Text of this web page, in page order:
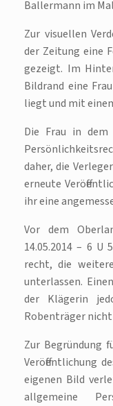
Ballermann im
Zur visuellen
der Zeitung eine
gezeigt. Im
Bildrand eine
liegt und mit
Die Frau in
daher, die
erneute
ihr eine
Vor dem
14.05.2014 – 6
recht, die
unterlassen.
der Klägerin
Robenträger nicht
Zur Begründung
Veröffentlichung
eigenen Bild
allgemeine